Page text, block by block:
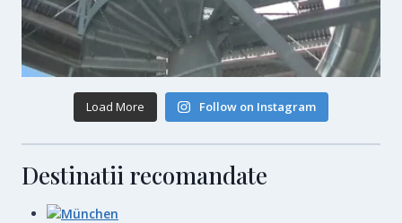
Load More Follow on Instagram
Destinatii recomandate